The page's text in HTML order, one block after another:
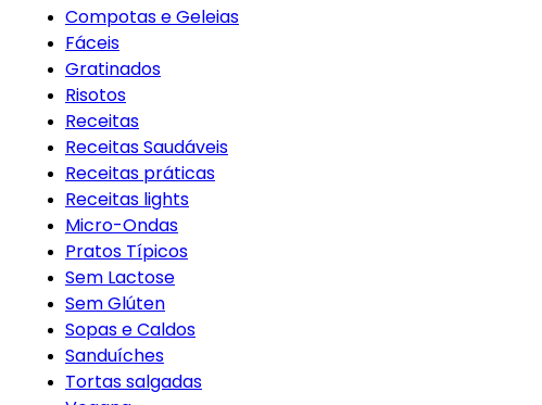
Compotas e Geleias
Fáceis
Gratinados
Risotos
Receitas
Receitas Saudáveis
Receitas práticas
Receitas lights
Micro-Ondas
Pratos Típicos
Sem Lactose
Sem Glúten
Sopas e Caldos
Sanduíches
Tortas salgadas